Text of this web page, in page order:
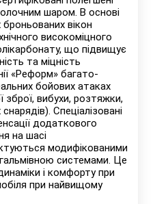
шаром. В основі
вікон
високоміцного
що підвищує
та міцність
«Реформ» багато-
бойових атаках
зброї, вибухи, розтяжки,
Спеціалізовані
додаткового
на шасі
модифікованими
системами. Це
і комфорту при
при найвищому